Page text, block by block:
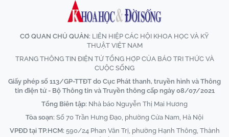
CƠ QUAN CHỦ QUẢN: LIÊN HIỆP CÁC HỘI KHOA HỌC VÀ KỸ
THUẬT VIỆT NAM
TRANG THÔNG TIN ĐIỆN TỬ TỔNG HỢP CỦA BÁO TRI THỨC VÀ
CUỘC SỐNG
Giấy phép số 113/GP-TTĐT do Cục Phát thanh, truyền hình và Thông
tin điện tử - Bộ Thông tin và Truyền thông cấp ngày 08/07/2021
Tổng Biên tập: Nhà báo Nguyễn Thị Mai Hương
Tòa soạn: Số 70 Trần Hưng Đạo, phường Cửa Nam, Hà Nội
VPĐD tại TP.HCM: 590/24 Phan Văn Trị, phường Hạnh Thông, Thành